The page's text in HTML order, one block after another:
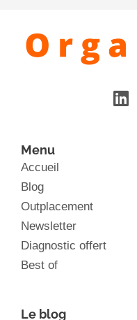
Menu
Accueil
Blog
Outplacement
Newsletter
Diagnostic offert
Best of
Le blog